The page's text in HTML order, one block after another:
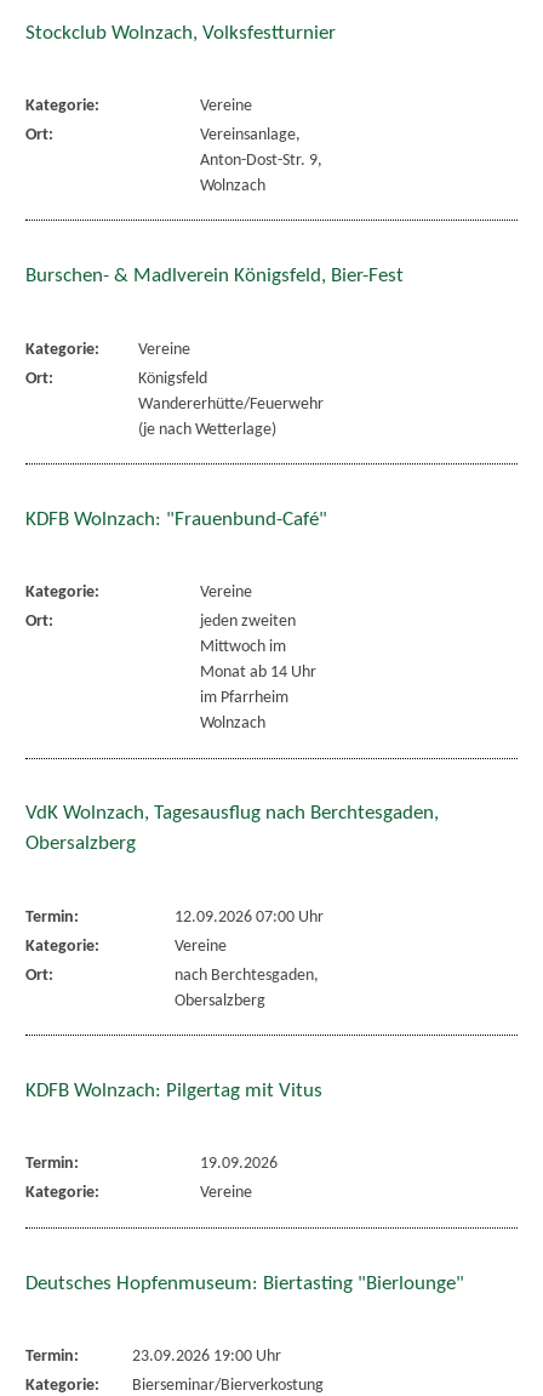
Stockclub Wolnzach, Volksfestturnier
Kategorie:
Vereine
Ort:
Vereinsanlage,
Anton-Dost-Str. 9,
Wolnzach
Burschen- & Madlverein Königsfeld, Bier-Fest
Kategorie:
Vereine
Ort:
Königsfeld
Wandererhütte/Feuerwehr
(je nach Wetterlage)
KDFB Wolnzach: "Frauenbund-Café"
Kategorie:
Vereine
Ort:
jeden zweiten
Mittwoch im
Monat ab 14 Uhr
im Pfarrheim
Wolnzach
VdK Wolnzach, Tagesausflug nach Berchtesgaden,
Obersalzberg
Termin:
12.09.2026 07:00 Uhr
Kategorie:
Vereine
Ort:
nach Berchtesgaden,
Obersalzberg
KDFB Wolnzach: Pilgertag mit Vitus
Termin:
19.09.2026
Kategorie:
Vereine
Deutsches Hopfenmuseum: Biertasting "Bierlounge"
Termin:
23.09.2026 19:00 Uhr
Kategorie:
Bierseminar/Bierverkostung